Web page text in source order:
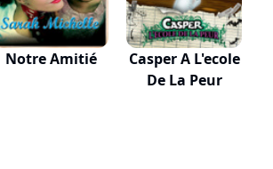
Notre Amitié
Casper A L'ecole
De La Peur